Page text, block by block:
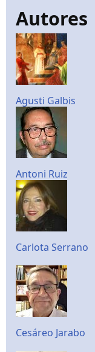
Autores
Agusti Galbis
Antoni Ruiz
Carlota Serrano
Cesáreo Jarabo